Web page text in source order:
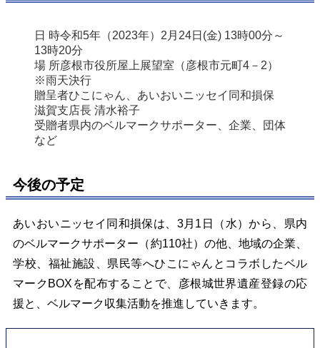
日 時令和5年（2023年）2月24日(金) 13時00分～
13時20分
場 所彦根市役所屋上展望室（彦根市元町4－2）
※雨天決行
贈呈者ひこにゃん、あいおいニッセイ同和損保
滋賀支店長 清水裕子
受贈者県内のベルマークサポーター、企業、団体
など
今後の予定
あいおいニッセイ同和損保は、3月1日（水）から、県内
のベルマークサポーター（約110社）の他、地域の企業、
学校、福祉施設、県民等へひこにゃんとコラボしたベル
マークBOXを配布することで、彦根城世界遺産登録の応
援と、ベルマーク収集活動を推進していきます。